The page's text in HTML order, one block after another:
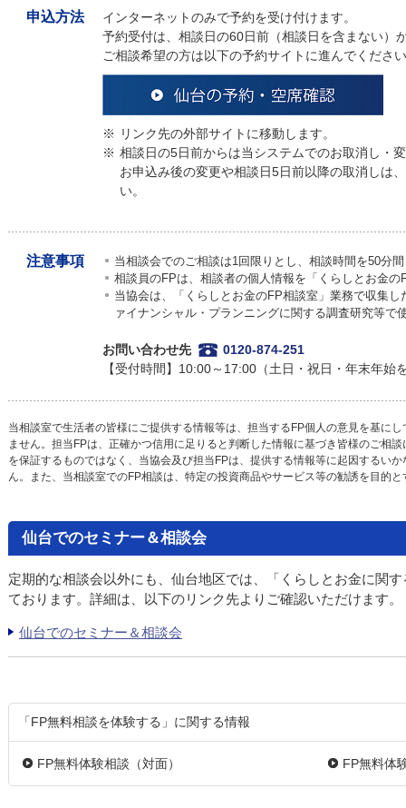
申込方法
インターネットのみで予約を受け付けます。
予約受付は、相談日の60日前（相談日を含まない）
ご相談希望の方は以下の予約サイトに進んでくださ
※
リンク先の外部サイトに移動します。
※ 相談日の5日前からは当システムでのお取消し・
お申込み後の変更や相談日5日前以降の取消しは
い。
注意事項
当相談会でのご相談は1回限りとし、相談時間を50分
相談員のFPは、相談者の個人情報を「くらしとお金
当協会は、「くらしとお金のFP相談室」業務で収集
ァイナンシャル・プランニングに関する調査研究等で
お問い合わせ先
0120-874-251
【受付時間】10:00～17:00（土日・祝日・年末年始
当相談室で生活者の皆様にご提供する情報等は、担当するFP個人の意見を基に
ません。担当FPは、正確かつ信用に足りると判断した情報に基づき皆様のご相
を保証するものではなく、当協会及び担当FPは、提供する情報等に起因するい
ん。また、当相談室でのFP相談は、特定の投資商品やサービス等の勧誘を目的
仙台でのセミナー＆相談会
定期的な相談会以外にも、仙台地区では、「くらしとお金に関
ております。詳細は、以下のリンク先よりご確認いただけます。
仙台でのセミナー＆相談会
「FP無料相談を体験する」に関する情報
FP無料体験相談（対面） FP無料体